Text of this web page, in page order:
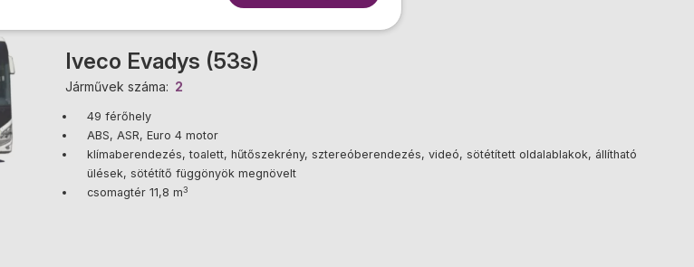
Iveco Evadys (53s)
Járművek száma 2
49 férőhely
ABS, ASR, Euro 4 motor
klímaberendezés, toalett, hűtőszekrény, sztereóberendezés, videó, sötétített oldalablakok, állítható
ülések, sötétítő függönyök megnövelt
csomagtér 11,8 m3